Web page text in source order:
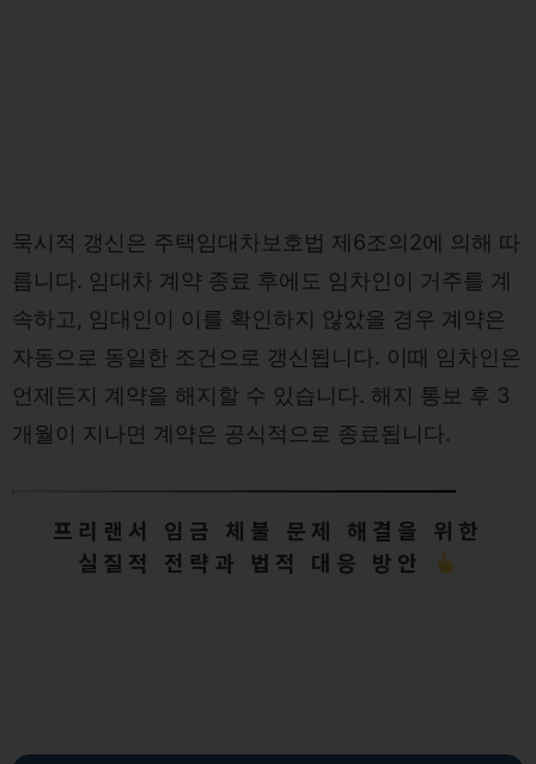
묵시적 갱신은 주택임대차보호법 제6조의2에 의해 따
릅니다. 임대차 계약 종료 후에도 임차인이 거주를 계
속하고, 임대인이 이를 확인하지 않았을 경우 계약은
자동으로 동일한 조건으로 갱신됩니다. 이때 임차인은
언제든지 계약을 해지할 수 있습니다. 해지 통보 후 3
개월이 지나면 계약은 공식적으로 종료됩니다.
프리랜서 임금 체불 문제 해결을 위한
실질적 전략과 법적 대응 방안